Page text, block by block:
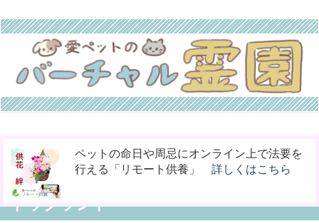
今までなかった！小動物専用の桐のお骨入れ
「タイムBOX桐」詳しくはこちら
お骨壷をコンパクト化！お手元供養の新しい
カタチ「やすら木の箱」 詳しくはこちら
ペットの命日や周忌にオンライン上で法要を
行える「リモート供養」 詳しくはこちら
ドッグランド